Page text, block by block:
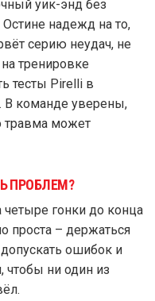
уик-энд без
надежд на то,
серию неудач, не
тренировке
тесты Pirelli в
В команде уверены,
травма может
ПРОБЛЕМ?
гонки до конца
проста – держаться
ошибок и
ни один из